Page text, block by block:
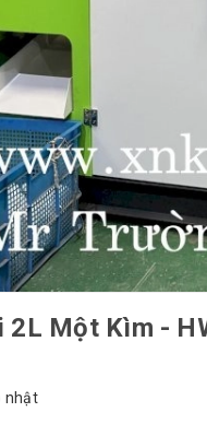
2L Một Kìm -
nhật